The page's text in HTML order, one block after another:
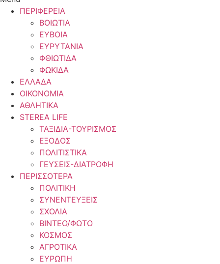
ΠΕΡΙΦΕΡΕΙΑ
ΒΟΙΩΤΙΑ
ΕΥΒΟΙΑ
ΕΥΡΥΤΑΝΙΑ
ΦΘΙΩΤΙΔΑ
ΦΩΚΙΔΑ
ΕΛΛΑΔΑ
ΟΙΚΟΝΟΜΙΑ
ΑΘΛΗΤΙΚΑ
STEREA LIFE
ΤΑΞΙΔΙΑ-ΤΟΥΡΙΣΜΟΣ
ΕΞΟΔΟΣ
ΠΟΛΙΤΙΣΤΙΚΑ
ΓΕΥΣΕΙΣ-ΔΙΑΤΡΟΦΗ
ΠΕΡΙΣΣΟΤΕΡΑ
ΠΟΛΙΤΙΚΗ
ΣΥΝΕΝΤΕΥΞΕΙΣ
ΣΧΟΛΙΑ
ΒΙΝΤΕΟ/ΦΩΤΟ
ΚΟΣΜΟΣ
ΑΓΡΟΤΙΚΑ
ΕΥΡΩΠΗ